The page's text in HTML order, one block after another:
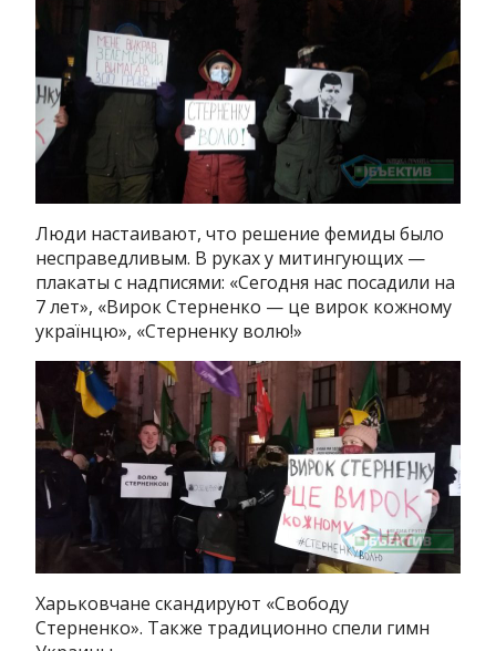
Люди настаивают, что решение фемиды было
несправедливым. В руках у митингующих —
плакаты с надписями: «Сегодня нас посадили на
7 лет», «Вирок Стерненко — це вирок кожному
українцю», «Стерненку волю!»
Харьковчане скандируют «Свободу
Стерненко». Также традиционно спели гимн